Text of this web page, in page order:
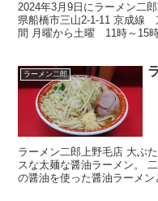
2024年3月9日にラーメン二
県船橋市三山2-1-11 京成線
間 月曜から土曜 11時～15
ラーメン二郎
ラーメン二郎上野毛店 大ぶ
スな太麺な醤油ラーメン。
の醤油を使った醤油ラーメン